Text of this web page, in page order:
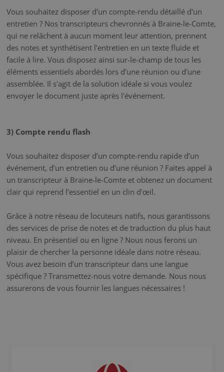
Vous souhaitez disposer d'un compte-rendu détaillé d'un
entretien ? Nos transcripteurs chevronnés à Braine-le-Comte,
qui ne relâchent à aucun moment leur attention, prennent
des notes et synthétisent l'entretien en un texte fluide et
facile à lire. Vous disposez ainsi sur-le-champ de tous les
éléments essentiels abordés lors d'une réunion ou d'une
assemblée. Il s'agit de la solution idéale si vous voulez
envoyer le document juste après l'événement.
3) Compte rendu flash
Vous souhaitez disposer d’un compte-rendu rapide d’un
événement, d’un entretien ou d’une réunion ? Faites appel à
un transcripteur à Braine-le-Comte et obtenez un document
clair qui reprend l’essentiel en un clin d'œil.
Grâce à notre réseau de locuteurs natifs, nous garantissons
des services de prise de notes et de traduction du plus haut
niveau. En présentiel ou en ligne ? Nous nous ferons un
plaisir de chercher la personne idéale dans notre réseau.
Vous avez besoin d’un transcripteur dans une langue
spécifique ? Transmettez-nous votre demande. Nous nous
assurerons de vous fournir les langues nécessaires !